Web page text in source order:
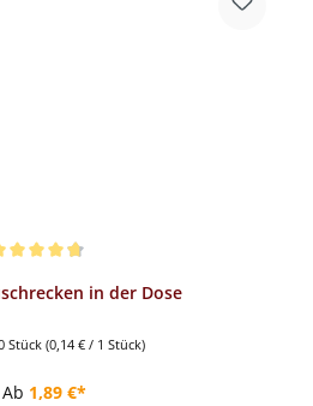
in der Dose
Stück (0,14 € / 1 Stück)
Regulärer Preis:
Ab 1,89 €*